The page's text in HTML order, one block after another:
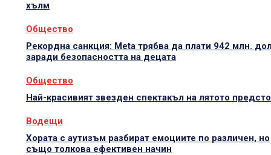
хълм
Общество
Рекордна санкция: Meta трябва да плати 942 млн.
заради безопасността на децата
Общество
Най-красивият звезден спектакъл на лятото
Водещи
Хората с аутизъм разбират емоциите по различен, но
също толкова ефективен начин